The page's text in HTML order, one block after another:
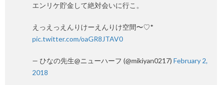
エンリケ貯金して絶対会いに行こ。
えっえっえんりけーえんりけ空間〜♡*
pic.twitter.com/oaGR8JTAV0
— ひなの先生@ニューハーフ (@mikiyan0217) February 2,
2018